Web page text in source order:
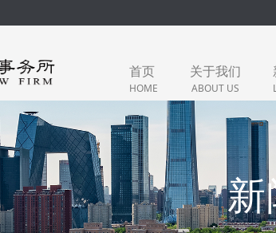
首页
HOME
关于我们
ABOUT US
新